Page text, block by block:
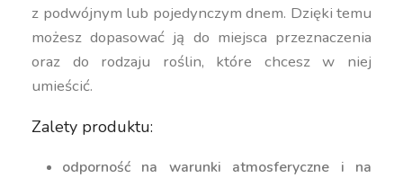
z podwójnym lub pojedynczym dnem. Dzięki temu
możesz dopasować ją do miejsca przeznaczenia
oraz do rodzaju roślin, które chcesz w niej
umieścić.
Zalety produktu:
odporność na warunki atmosferyczne i na